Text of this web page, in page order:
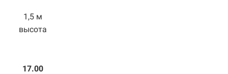
1,5 м
высота
17.00